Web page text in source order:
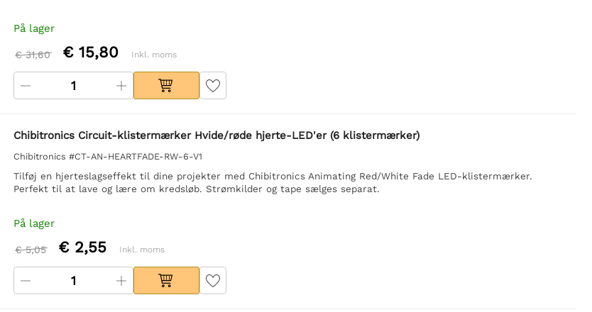
På lager
€ 31,60 € 15,80 Inkl. moms
Chibitronics Circuit-klistermærker Hvide/røde hjerte-LED'er (6 klistermærker)
Chibitronics #CT-AN-HEARTFADE-RW-6-V1
Tilføj en hjerteslagseffekt til dine projekter med Chibitronics Animating Red/White Fade LED-klistermærker.
Perfekt til at lave og lære om kredsløb. Strømkilder og tape sælges separat.
På lager
€ 5,05 € 2,55 Inkl. moms